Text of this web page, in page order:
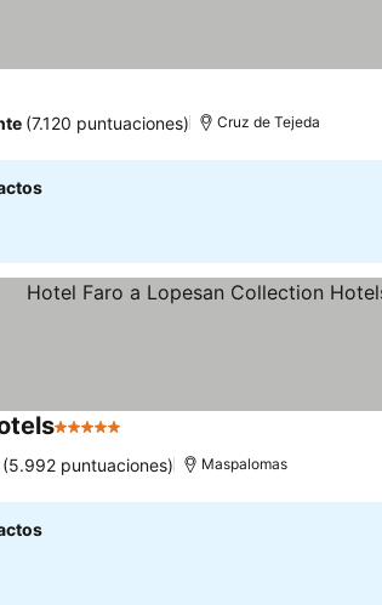
(7.120 puntuaciones) Cruz de Tejeda
5 Estrellas
(5.992 puntuaciones) Maspalomas